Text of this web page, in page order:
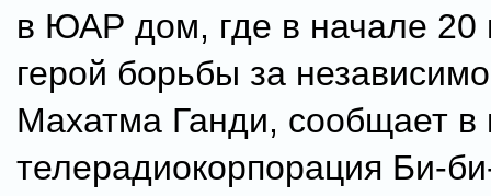
в ЮАР дом, где в начале 20
герой борьбы за
Махатма Ганди, сообщает в
телерадиокорпорация Би-